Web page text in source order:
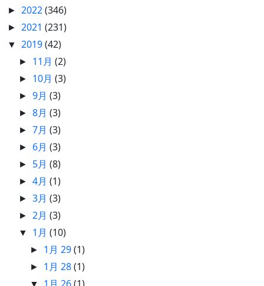
► 2022(346)
► 2021 (231)
▼ 2019(42)
► 11月(2)
► 10月(3)
►9月(3)
►8月(3)
►7月(3)
► 6月(3)
► 5月(8)
►4月(1)
►3月(3)
► 2月(3)
▼ 1月(10)
► 1月 29(1)
► 1月 28(1)
▼